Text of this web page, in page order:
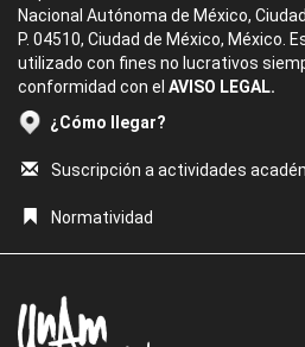
Nacional Autónoma de México,
P. 04510, Ciudad de México, México.
utilizado con fines no lucrativos
conformidad con el AVISO LEGAL.
¿Cómo llegar?
Suscripción a actividades
Normatividad